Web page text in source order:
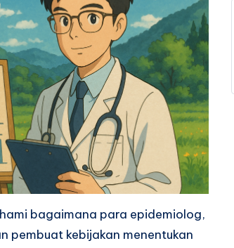
bagaimana para epidemiolog,
pembuat kebijakan menentukan